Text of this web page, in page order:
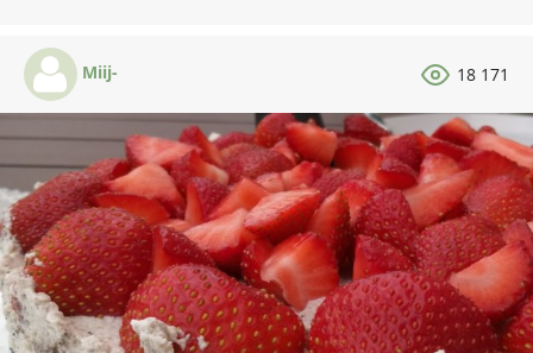
Miij- 18 171